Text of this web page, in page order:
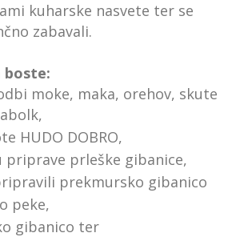
kuharske nasvete ter se
zabavali.
boste:
moke, maka, orehov, skute
HUDO DOBRO,
priprave prleške gibanice,
prekmursko gibanico
peke,
gibanico ter